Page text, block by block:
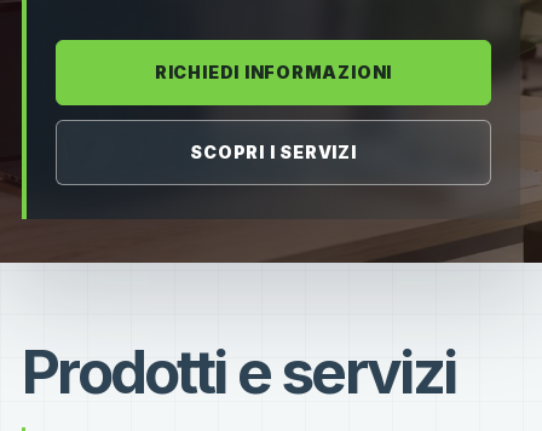
RICHIEDI INFORMAZIONI
SCOPRI I SERVIZI
Prodotti e servizi